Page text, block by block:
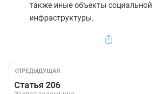
также иные объекты социальной
инфраструктуры.
ПРЕДЫДУЩАЯ
Статья 206